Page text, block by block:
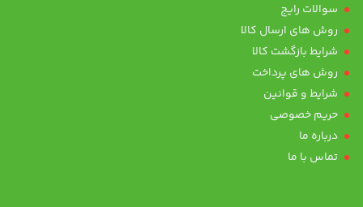
سوالات رایج
روش های ارسال کالا
شرایط بازگشت کالا
روش های پرداخت
شرایط و قوانین
حریم خصوصی
درباره ما
تماس با ما